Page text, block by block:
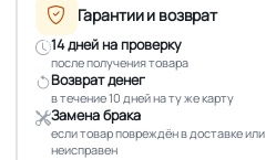
Гарантии и возврат
14 дней на проверку
после получения товара
Возврат денег
в течение 10 дней на ту же карту
Замена брака
если товар повреждён в доставке или
неисправен